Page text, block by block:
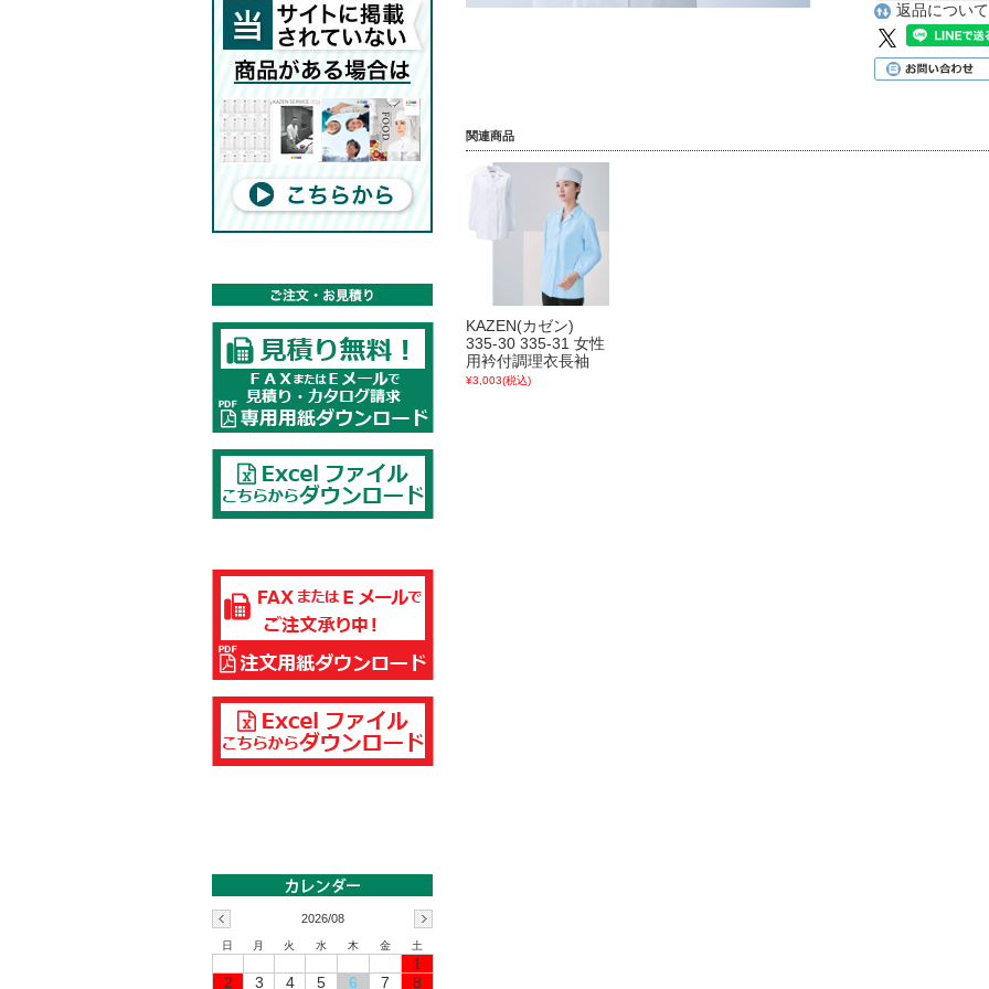
返品につい
関連商品
KAZEN(カゼン)
335-30 335-31 女性
用衿付調理衣長袖
¥3,003(税込)
2026/08
日 月 火 水 木 金 土
1
2
3 4 5 6 7 8